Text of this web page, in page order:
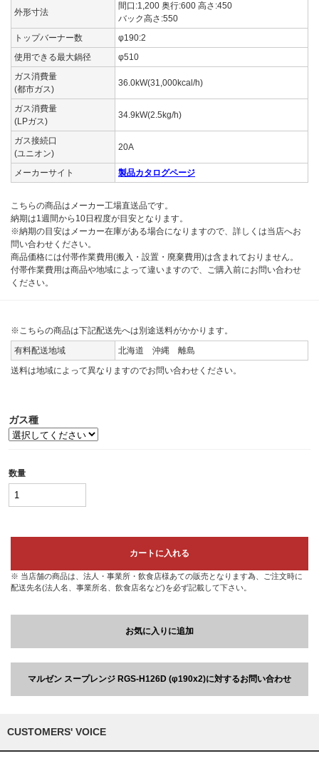
外形寸法
間口:1,200 奥行:600 高さ:450
バック高さ:550
トップバーナー数
φ190:2
使用できる最大鍋径
φ510
ガス消費量
(都市ガス)
36.0kW(31,000kcal/h)
ガス消費量
(LPガス)
34.9kW(2.5kg/h)
ガス接続口
(ユニオン)
20A
メーカーサイト 製品カタログページ
こちらの商品はメーカー工場直送品です。
納期は1週間から10日程度が目安となります。
※納期の目安はメーカー在庫がある場合になりますので、詳しくは当店へお
問い合わせください。
商品価格には付帯作業費用(搬入・設置・廃棄費用)は含まれておりません。
付帯作業費用は商品や地域によって違いますので、ご購入前にお問い合わせ
ください。
※こちらの商品は下記配送先へは別途送料がかかります。
有料配送地域
北海道 沖縄 離島
送料は地域によって異なりますのでお問い合わせください。
ガス種
数量
カートに入れる
※ 当店舗の商品は、法人・事業所・飲食店様あての販売となります為、ご注文時に
配送先名(法人名、事業所名、飲食店名など)を必ず記載して下さい。
お気に入りに追加
マルゼン スープレンジ RGS-H126D (φ190x2)に対するお問い合わせ
CUSTOMERS' VOICE